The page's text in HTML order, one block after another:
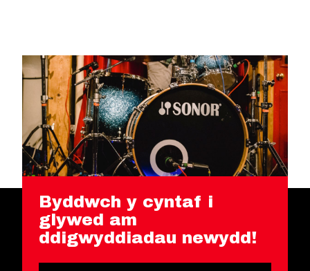
Byddwch y cyntaf i
glywed am
ddigwyddiadau newydd!